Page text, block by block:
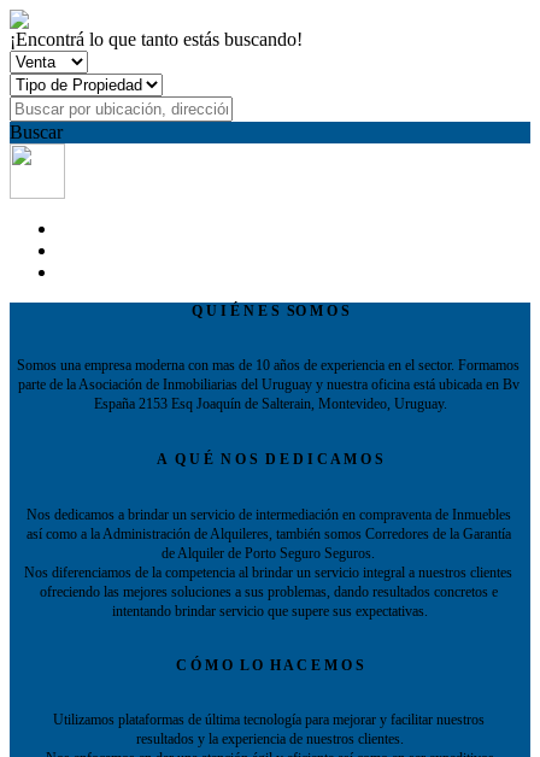
¡Encontrá lo que tanto estás buscando!
Buscar
Q U I É N E S  SO M O S
Somos una empresa moderna con mas de 10 años de experiencia en el sector. Formamos
parte de la Asociación de Inmobiliarias del Uruguay y nuestra oficina está ubicada en Bv
España 2153 Esq Joaquín de Salterain, Montevideo, Uruguay.
A  Q U É  N O S  D E D I C A M O S
Nos dedicamos a brindar un servicio de intermediación en compraventa de Inmuebles
así como a la Administración de Alquileres, también somos Corredores de la Garantía
de Alquiler de Porto Seguro Seguros.
Nos diferenciamos de la competencia al brindar un servicio integral a nuestros clientes
ofreciendo las mejores soluciones a sus problemas, dando resultados concretos e
intentando brindar servicio que supere sus expectativas.
C Ó M O  L O  H A C E M O S
Utilizamos plataformas de última tecnología para mejorar y facilitar nuestros
resultados y la experiencia de nuestros clientes.